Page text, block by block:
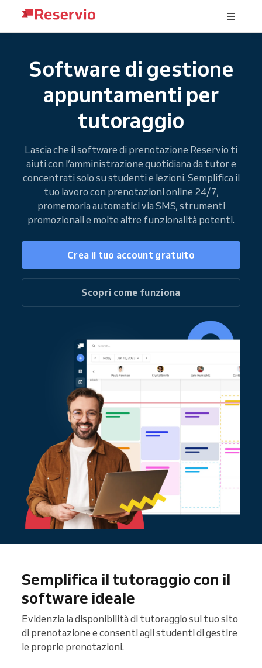
Software di gestione
appuntamenti per
tutoraggio
Lascia che il software di prenotazione Reservio ti
aiuti con l’amministrazione quotidiana da tutor e
concentrati solo su studenti e lezioni. Semplifica il
tuo lavoro con prenotazioni online 24/7,
promemoria automatici via SMS, strumenti
promozionali e molte altre funzionalità potenti.
Crea il tuo account gratuito
Scopri come funziona
Semplifica il tutoraggio con il
software ideale
Evidenzia la disponibilità di tutoraggio sul tuo sito
di prenotazione e consenti agli studenti di gestire
le proprie prenotazioni.